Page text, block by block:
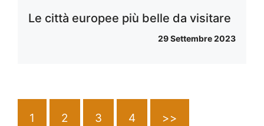
Le città europee più belle da visitare
29 Settembre 2023
1 2 3 4 >>